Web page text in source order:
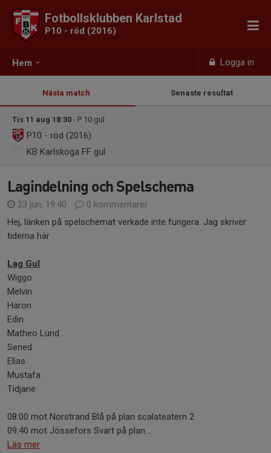
Hem Logga in
Fotbollsklubben Karlstad
P10 - röd (2016)
Nästa match Senaste resultat
Tis 11 aug 18:30 - P 10 gul
P10 - röd (2016)
KB Karlskoga FF gul
Lagindelning och Spelschema
23 jun, 19:40
0 kommentarer
Hej, länken på spelschemat verkade inte fungera. Jag skriver
tiderna här
Lag Gul
Wiggo
Melvin
Haron
Edin
Matheo Lund
Sened
Elias
Mustafa
Tidjane
08:00 mot Norstrand Blå på plan scalateatern 2
09:40 mot Jössefors Svart på plan...
Läs mer